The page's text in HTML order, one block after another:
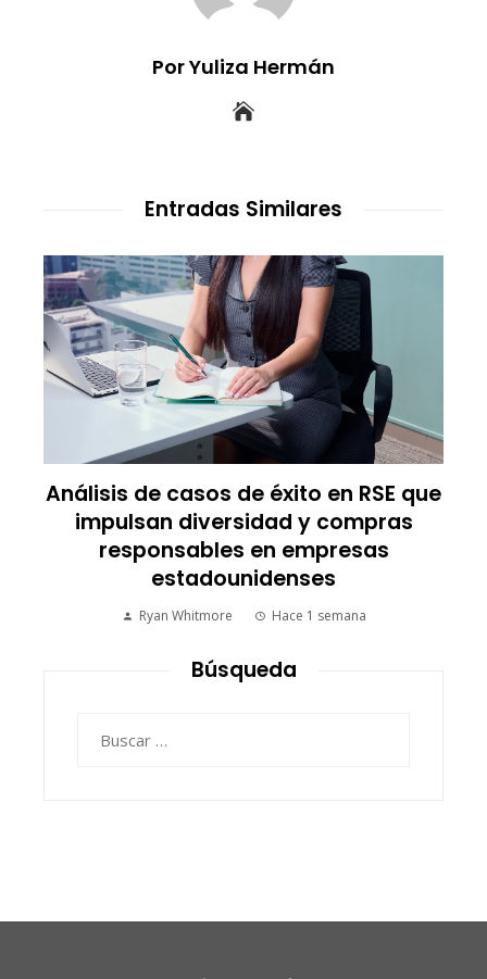
Por Yuliza Hermán
Entradas Similares
Análisis de casos de éxito en RSE que
impulsan diversidad y compras
responsables en empresas
estadounidenses
Ryan Whitmore Hace 1 semana
Búsqueda